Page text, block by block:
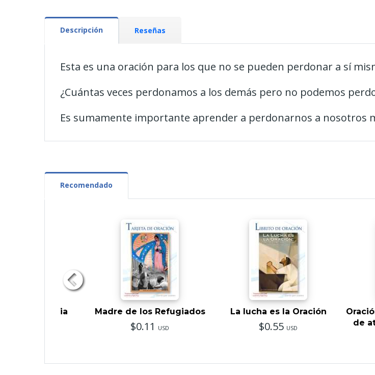
Descripción Reseñas
Esta es una oración para los que no se pueden perdonar a sí
¿Cuántas veces perdonamos a los demás pero no podemos
Es sumamente importante aprender a perdonarnos a nosotros
Recomendado
de la Familia Madre de los Refugiados
$0.11 USD
La lucha es la Oración
$0.55 USD
de